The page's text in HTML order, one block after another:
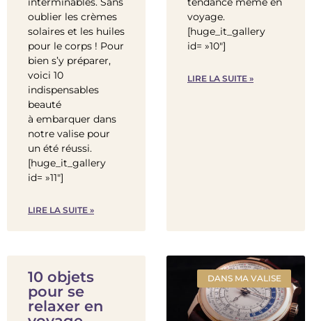
oublier les crèmes
solaires et les huiles
pour le corps ! Pour
bien s’y préparer,
voici 10
indispensables
beauté
à embarquer dans
notre valise pour
un été réussi.
[huge_it_gallery
id= »11″]
LIRE LA SUITE »
voyage.
[huge_it_gallery
id= »10″]
LIRE LA SUITE »
10 objets
pour se
relaxer en
DANS MA VALISE